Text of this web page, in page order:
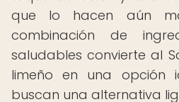
que lo hacen aún
combinación de
saludables convierte al
limeño en una opción
buscan una alternativa